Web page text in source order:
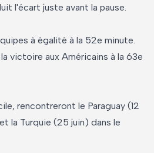
l'écart juste avant la pause.
à égalité à la 52e minute.
victoire aux Américains à la 63e
rencontreront le Paraguay (12
la Turquie (25 juin) dans le